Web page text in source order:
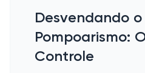
Desvendando o
Pompoarismo:
Controle